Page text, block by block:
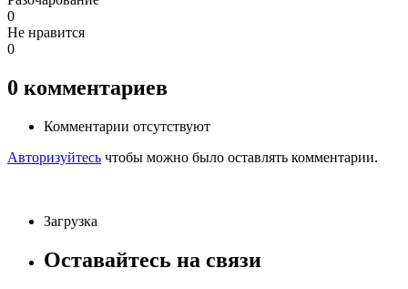
0
Не нравится
0
0 комментариев
Комментарии отсутствуют
Авторизуйтесь чтобы можно было оставлять комментарии.
Загрузка
Оставайтесь на связи